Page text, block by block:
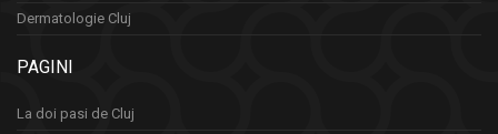
Dermatologie Cluj
PAGINI
La doi pasi de Cluj